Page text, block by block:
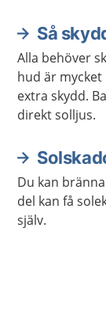
Så
Alla behöver
hud är
extra skydd.
direkt solljus.
Du kan
del kan få
själv.